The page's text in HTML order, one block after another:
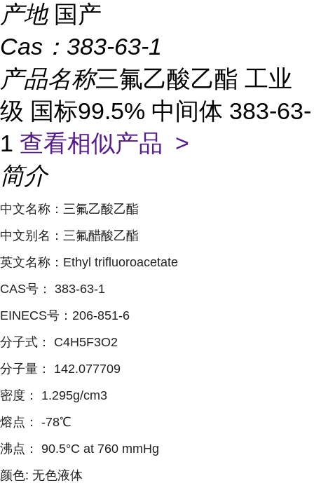
产地 国产
Cas： 383-63-1
产品名称三氟乙酸乙酯 工业
级 国标99.5% 中间体 383-63-
1 查看相似产品 >
简介
中文名称：三氟乙酸乙酯
中文别名：三氟醋酸乙酯
英文名称：Ethyl trifluoroacetate
CAS号： 383-63-1
EINECS号：206-851-6
分子式： C4H5F3O2
分子量： 142.077709
密度： 1.295g/cm3
熔点： -78℃
沸点： 90.5°C at 760 mmHg
颜色: 无色液体